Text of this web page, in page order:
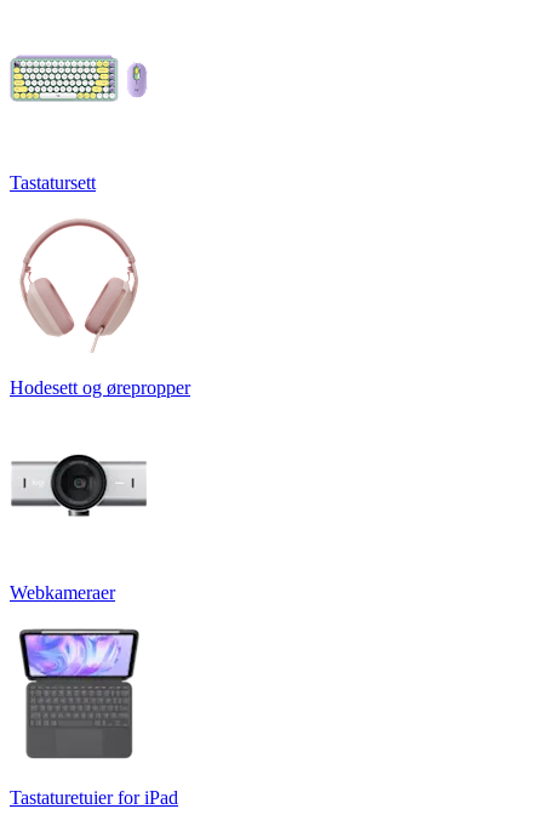
Tastatursett
Hodesett og ørepropper
Webkameraer
Tastaturetuier for iPad